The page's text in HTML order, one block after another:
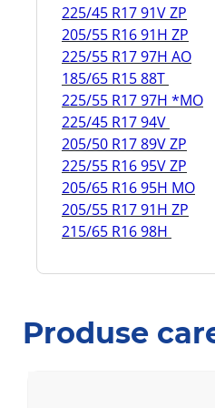
225/45 R17 91V ZP
205/55 R16 91H ZP
225/55 R17 97H AO
185/65 R15 88T
225/55 R17 97H *MO
225/45 R17 94V
205/50 R17 89V ZP
225/55 R16 95V ZP
205/65 R16 95H MO
205/55 R17 91H ZP
215/65 R16 98H
Produse